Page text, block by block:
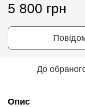
5 800 грн
До
Опис